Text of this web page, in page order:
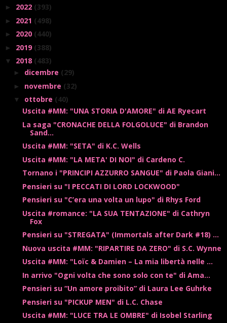
► 2022 (393)
► 2021 (498)
► 2020 (440)
► 2019 (388)
▼ 2018 (483)
► dicembre (29)
► novembre (32)
▼ ottobre (40)
Uscita #MM: "UNA STORIA D'AMORE" di AE Ryecart
La saga "CRONACHE DELLA FOLGOLUCE" di Brandon
Sand...
Uscita #MM: "SETA" di K.C. Wells
Uscita #MM: "LA META' DI NOI" di Cardeno C.
Tornano i "PRINCIPI AZZURRO SANGUE" di Paola Giani...
Pensieri su "I PECCATI DI LORD LOCKWOOD"
Pensieri su "C’era una volta un lupo" di Rhys Ford
Uscita #romance: "LA SUA TENTAZIONE" di Cathryn
Fox
Pensieri su "STREGATA" (Immortals after Dark #18) ...
Nuova uscita #MM: "RIPARTIRE DA ZERO" di S.C. Wynne
Uscita #MM: "Loïc & Damien – La mia libertà nelle ...
In arrivo "Ogni volta che sono solo con te" di Ama...
Pensieri su “Un amore proibito” di Laura Lee Guhrke
Pensieri su "PICKUP MEN" di L.C. Chase
Uscita #MM: "LUCE TRA LE OMBRE" di Isobel Starling